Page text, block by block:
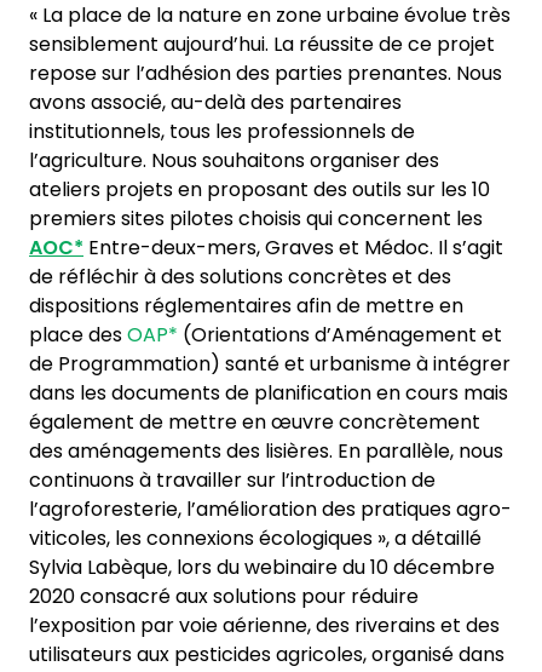
« La place de la nature en zone urbaine évolue très
sensiblement aujourd’hui. La réussite de ce projet
repose sur l’adhésion des parties prenantes. Nous
avons associé, au-delà des partenaires
institutionnels, tous les professionnels de
l’agriculture. Nous souhaitons organiser des
ateliers projets en proposant des outils sur les 10
premiers sites pilotes choisis qui concernent les
AOC* Entre-deux-mers, Graves et Médoc. Il s’agit
de réfléchir à des solutions concrètes et des
dispositions réglementaires afin de mettre en
place desOAP* (Orientations d’Aménagement et
de Programmation) santé et urbanisme à intégrer
dans les documents de planification en cours mais
également de mettre en œuvre concrètement
des aménagements des lisières. En parallèle, nous
continuons à travailler sur l’introduction de
l’agroforesterie, l’amélioration des pratiques agro-
viticoles, les connexions écologiques », a détaillé
Sylvia Labèque, lors du webinaire du 10 décembre
2020 consacré aux solutions pour réduire
l’exposition par voie aérienne, des riverains et des
utilisateurs aux pesticides agricoles, organisé dans